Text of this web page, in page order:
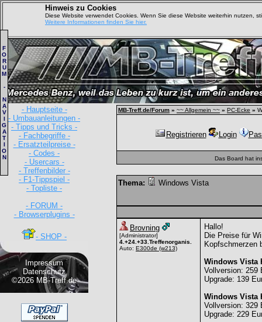
Hinweis zu Cookies
Diese Website verwendet Cookies. Wenn Sie diese Website weiterhin nutzen,
Weitere Informationen finden Sie hier.
- Hauptseite -
- Umbauanleitungen -
- Tipps und Tricks -
- Fachbegriffe -
- Ersatzteilpreise -
- Codes -
- Usercars -
- Treffenbilder -
- F1-Tippspiel -
- Topliste -
- FORUM -
- Browserplugins -
- SHOP -
Impressum
Datenschutz
©2026 MB-Treff.de
F
O
R
U
M
-
N
A
V
I
G
A
T
I
O
N
MB-Treff.de/Forum » ~~ Allgemein ~~ » PC-Ecke »
Registrieren Login
Das Board hat
Thema: Windows Vista
Brovning
[Administrator]
4.+24.+33.Treffenorganis.
Auto: E300de (w213)
Hallo!
Die Preise für
Kopfschmerzen
Windows Vista
Vollversion: 259
Upgrade: 139
Windows Vista
Vollversion: 329
Upgrade: 229